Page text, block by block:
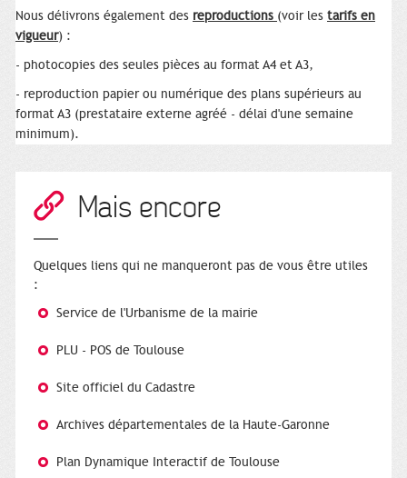
Nous délivrons également des reproductions (voir les tarifs en
vigueur) :
- photocopies des seules pièces au format A4 et A3,
- reproduction papier ou numérique des plans supérieurs au
format A3 (prestataire externe agréé - délai d'une semaine
minimum).
Mais encore
Quelques liens qui ne manqueront pas de vous être utiles
:
Service de l'Urbanisme de la mairie
PLU - POS de Toulouse
Site officiel du Cadastre
Archives départementales de la Haute-Garonne
Plan Dynamique Interactif de Toulouse